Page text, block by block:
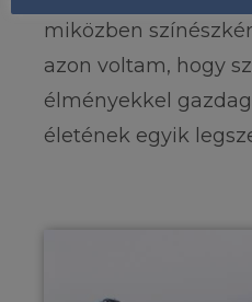
miközben
azon voltam, hogy
élményekkel
életének egyik